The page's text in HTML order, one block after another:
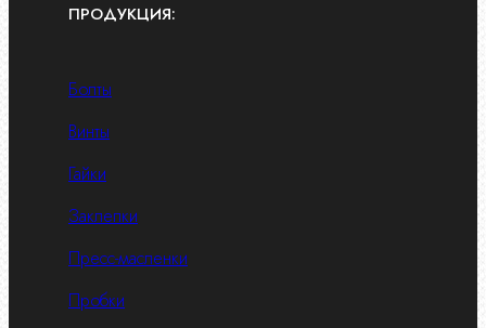
ПРОДУКЦИЯ:
Болты
Винты
Гайки
Заклепки
Пресс-масленки
Пробки